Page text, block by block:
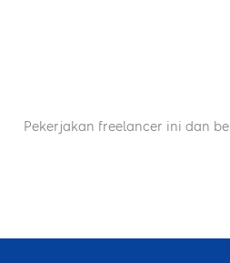
Pekerjakan freelancer ini dan